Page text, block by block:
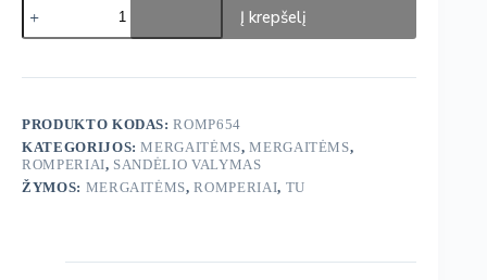
kiekis:
TU
Romperis
Į krepšelį
PRODUKTO KODAS:ROMP654
KATEGORIJOS:MERGAITĖMS,MERGAITĖMS,
ROMPERIAI, SANDĖLIO VALYMAS
ŽYMOS: MERGAITĖMS,ROMPERIAI, TU